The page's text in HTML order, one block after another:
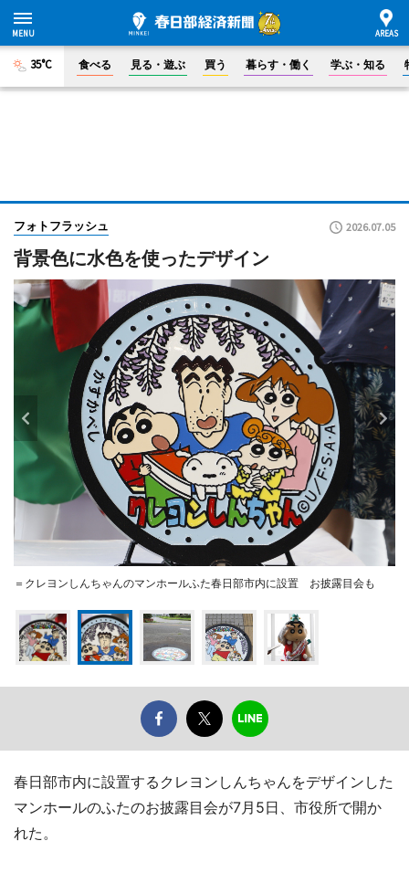
35°C 食べる 見る・遊ぶ 買う 暮らす・働く 学ぶ・知る
フォトフラッシュ 2026.07.05
背景色に水色を使ったデザイン
＝クレヨンしんちゃんのマンホールふた春日部市内に設置 お披露目会も
春日部市内に設置するクレヨンしんちゃんをデザインした
マンホールのふたのお披露目会が7月5日、市役所で開か
れた。